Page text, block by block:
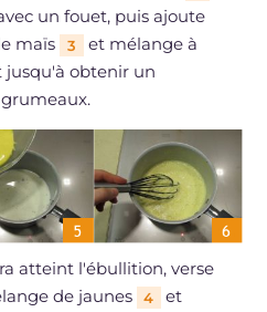
un fouet, puis ajoute
maïs
3
et mélange à
jusqu'à obtenir un
atteint l'ébullition, verse
de jaunes
4
et